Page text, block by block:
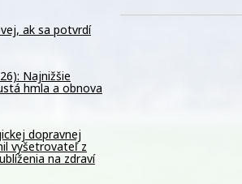
ak sa potvrdí
Najnižšie
hmla a obnova
dopravnej
vyšetrovateľ z
na zdraví